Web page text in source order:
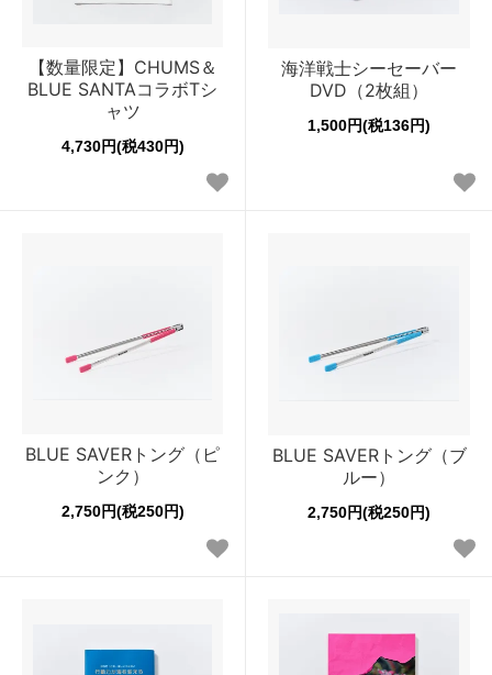
【数量限定】CHUMS＆
BLUE SANTAコラボTシ
ャツ
4,730円(税430円)
海洋戦士シーセーバー
DVD（2枚組）
1,500円(税136円)
BLUE SAVERトング（ピ
ンク）
2,750円(税250円)
BLUE SAVERトング（ブ
ルー）
2,750円(税250円)